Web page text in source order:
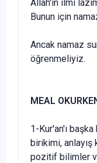
Allah'ın ilmi
Bunun için
Ancak namaz
öğrenmeliyiz.
MEAL
1-Kur'an'ı
birikimi,
pozitif bilimler